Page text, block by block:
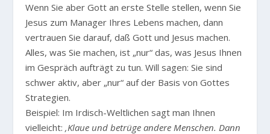
Wenn Sie aber Gott an erste Stelle stellen, wenn Sie
Jesus zum Manager Ihres Lebens machen, dann
vertrauen Sie darauf, daß Gott und Jesus machen.
Alles, was Sie machen, ist „nur“ das, was Jesus Ihnen
im Gespräch aufträgt zu tun. Will sagen: Sie sind
schwer aktiv, aber „nur“ auf der Basis von Gottes
Strategien.
Beispiel: Im Irdisch-Weltlichen sagt man Ihnen
vielleicht:‚Klaue und betrüge andere Menschen. Dann